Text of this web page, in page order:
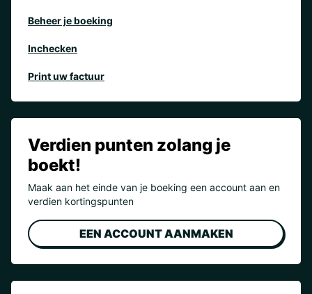
Beheer je boeking
Inchecken
Print uw factuur
Verdien punten zolang je
boekt!
Maak aan het einde van je boeking een account aan en
verdien kortingspunten
EEN ACCOUNT AANMAKEN